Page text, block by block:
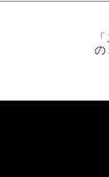
の